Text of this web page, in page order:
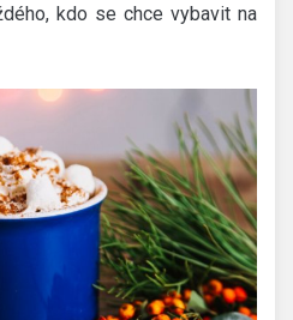
kdo se chce vybavit na